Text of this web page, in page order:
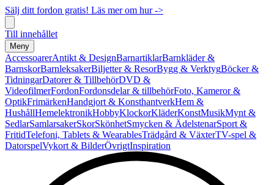
Sälj ditt fordon gratis! Läs mer om hur ->
Till innehållet
Meny
AccessoarerAntikt & DesignBarnartiklarBarnkläder &
BarnskorBarnleksakerBiljetter & ResorBygg & VerktygBöcker &
TidningarDatorer & TillbehörDVD &
VideofilmerFordonFordonsdelar & tillbehörFoto, Kameror &
OptikFrimärkenHandgjort & KonsthantverkHem &
HushållHemelektronikHobbyKlockorKläderKonstMusikMynt &
SedlarSamlarsakerSkorSkönhetSmycken & ÄdelstenarSport &
FritidTelefoni, Tablets & WearablesTrädgård & VäxterTV-spel &
DatorspelVykort & BilderÖvrigtInspiration